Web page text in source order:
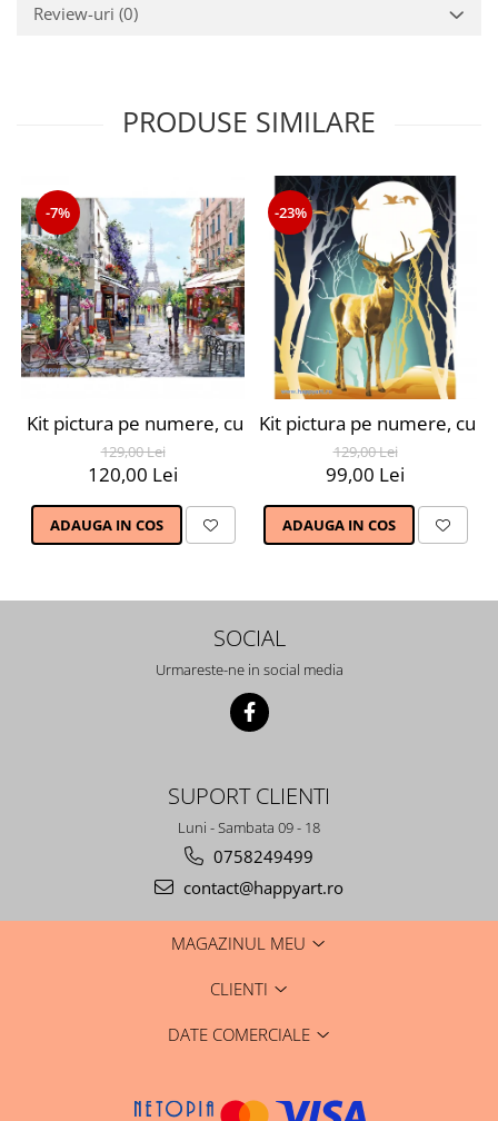
Review-uri (0)
PRODUSE SIMILARE
-7%
Kit pictura pe numere, cu sasiu, Parisul primavara,
129,00 Lei
120,00 Lei
ADAUGA IN COS
-23%
Kit pictura pe numere, cu
129,00 Lei
99,00 Lei
ADAUGA IN COS
SOCIAL
Urmareste-ne in social media
SUPORT CLIENTI
Luni - Sambata 09 - 18
0758249499
contact@happyart.ro
MAGAZINUL MEU
CLIENTI
DATE COMERCIALE